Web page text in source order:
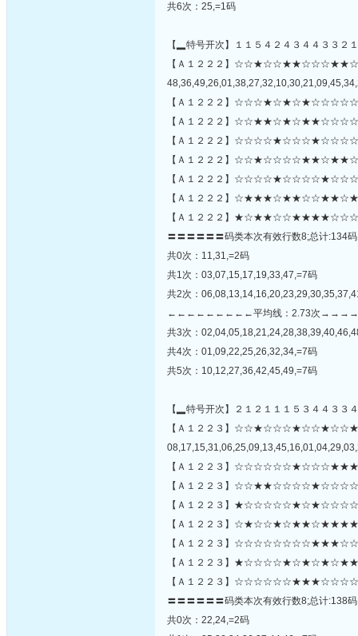
共6次：25,=1码
【▂特号开次】１１５４２４３４４３３２
【Ａ１２２２】
【Ａ１２２２】
【Ａ１２２２】
【Ａ１２２２】
【Ａ１２２２】
【Ａ１２２２】
【Ａ１２２２】
【Ａ１２２２】
〓〓〓〓〓〓码类本次有效行数8;总计:134
共0次：11,31,=2码
共1次：03,07,15,17,19,33,47,=7码
共2次：
←←←←←←←←←平均线：2.73次
共3次：
共4次：01,09,22,25,26,32,34,=7码
共5次：10,12,27,36,42,45,49,=7码
【▂特号开次】２１２１１１５３４４３３
【Ａ１２２３】
【Ａ１２２３】
【Ａ１２２３】
【Ａ１２２３】
【Ａ１２２３】
【Ａ１２２３】
【Ａ１２２３】
【Ａ１２２３】
〓〓〓〓〓〓码类本次有效行数8;总计:138
共0次：22,24,=2码